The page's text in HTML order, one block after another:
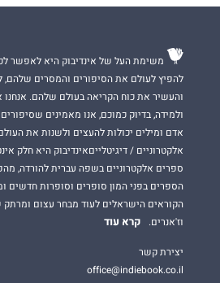
משימת העל של אינדיבוק היא לאפשר
להפיץ לעולם את הסיפורים והמסרים
והעשיר את כוח הקריאה בעולם שלהם. אנחנו
ולמידה, בדיוק כמוכם, אנו מאמינים
אדם ומילים יכולות להעצים ולשנות את
אלקטרוניים / דיגיטלייםאינדיבוק היא חלק
ספרים אלקטרוניים בשפה עברית להורדה,
הספרים בפני המון סופרים וסופרות חדשים
הקוראים הישראלים לעוד מבחר עצום
וז'אנרים.
קרא עוד
יצירת קשר
office@indiebook.co.il